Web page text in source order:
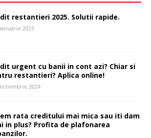
restantieri 2025. Solutii rapide.
2025
urgent cu banii in cont azi? Chiar si
restantieri? Aplica online!
2024
rata creditului mai mica sau iti dam
in plus? Profita de plafonarea